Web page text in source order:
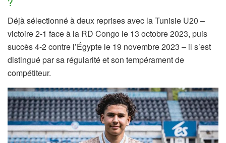
Déjà sélectionné à deux reprises avec la Tunisie U20 –
victoire 2-1 face à la RD Congo le 13 octobre 2023, puis
succès 4-2 contre l’Égypte le 19 novembre 2023 – il s’est
distingué par sa régularité et son tempérament de
compétiteur.